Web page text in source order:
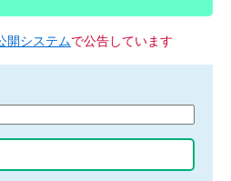
開システムで公告しています